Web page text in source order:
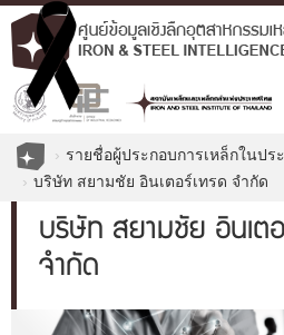
รายชื่อผู้ประกอบการเหล็กในปร
บริษัท สยามชัย อินเตอร์เทรด จำกัด
บริษัท สยามชัย อินเตอ
จำกัด